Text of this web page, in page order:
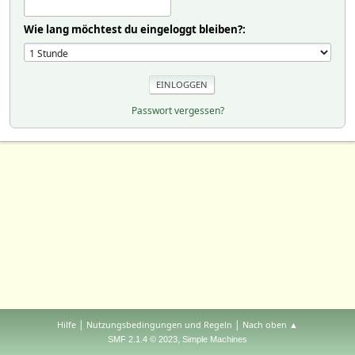
Wie lang möchtest du eingeloggt bleiben?:
Passwort vergessen?
Hilfe | Nutzungsbedingungen und Regeln | Nach oben ▲
SMF 2.1.4 © 2023, Simple Machines